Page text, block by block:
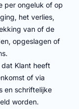
per ongeluk of op
het verlies,
van of de
opgeslagen of
Klant heeft
of via
en schriftelijke
worden.